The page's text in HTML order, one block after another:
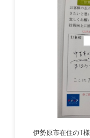
伊勢原市在住のT様